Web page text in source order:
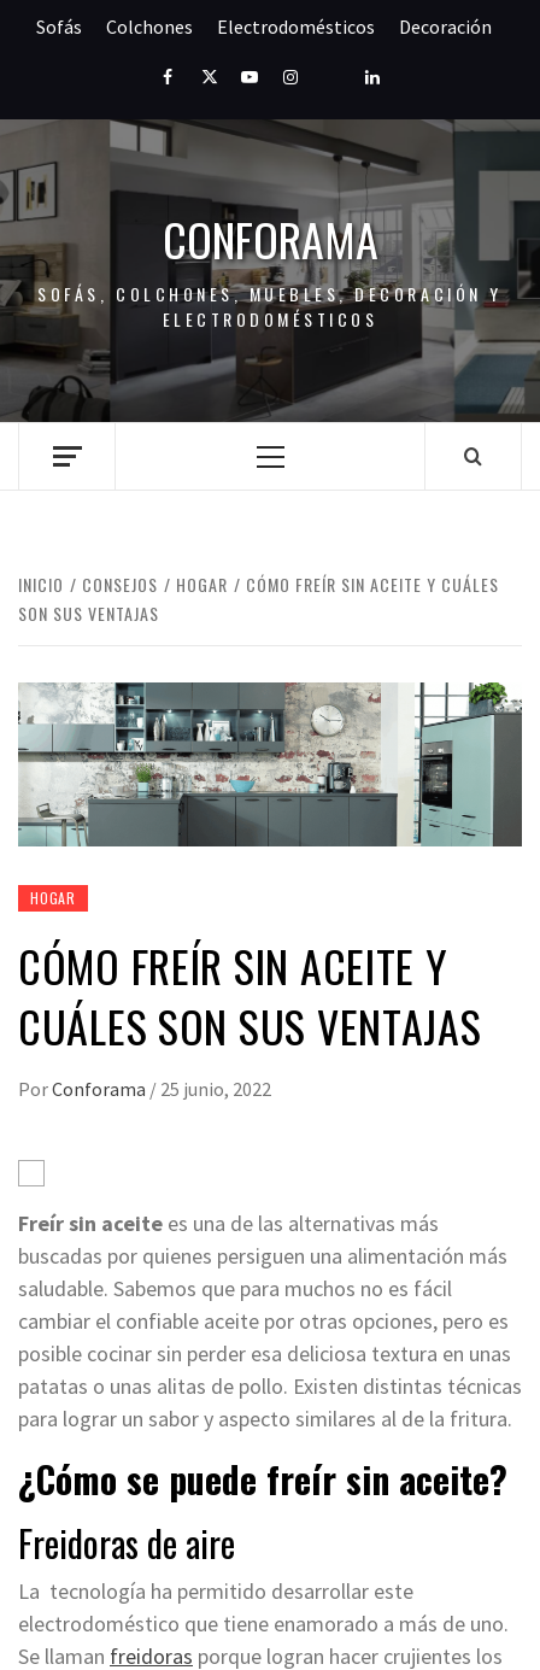
Sofás Colchones Electrodomésticos Decoración
FacebookTwitterYoutubeInstagramPinterestLinkedIn
CONFORAMA
SOFÁS, COLCHONES, MUEBLES, DECORACIÓN Y
ELECTRODOMÉSTICOS
Menú
INICIO CONSEJOS HOGAR
CÓMO FREÍR SIN ACEITE Y CUÁLES
SON SUS VENTAJAS
HOGAR
CÓMO FREÍR SIN ACEITE Y
CUÁLES SON SUS VENTAJAS
PorConforama / 25 junio, 2022
Freír sin aceite es una de las alternativas más
buscadas por quienes persiguen una alimentación más
saludable. Sabemos que para muchos no es fácil
cambiar el confiable aceite por otras opciones, pero es
posible cocinar sin perder esa deliciosa textura en unas
patatas o unas alitas de pollo. Existen distintas técnicas
para lograr un sabor y aspecto similares al de la fritura.
¿Cómo se puede freír sin aceite?
Freidoras de aire
La tecnología ha permitido desarrollar este
electrodoméstico que tiene enamorado a más de uno.
Se llaman freidoras porque logran hacer crujientes los